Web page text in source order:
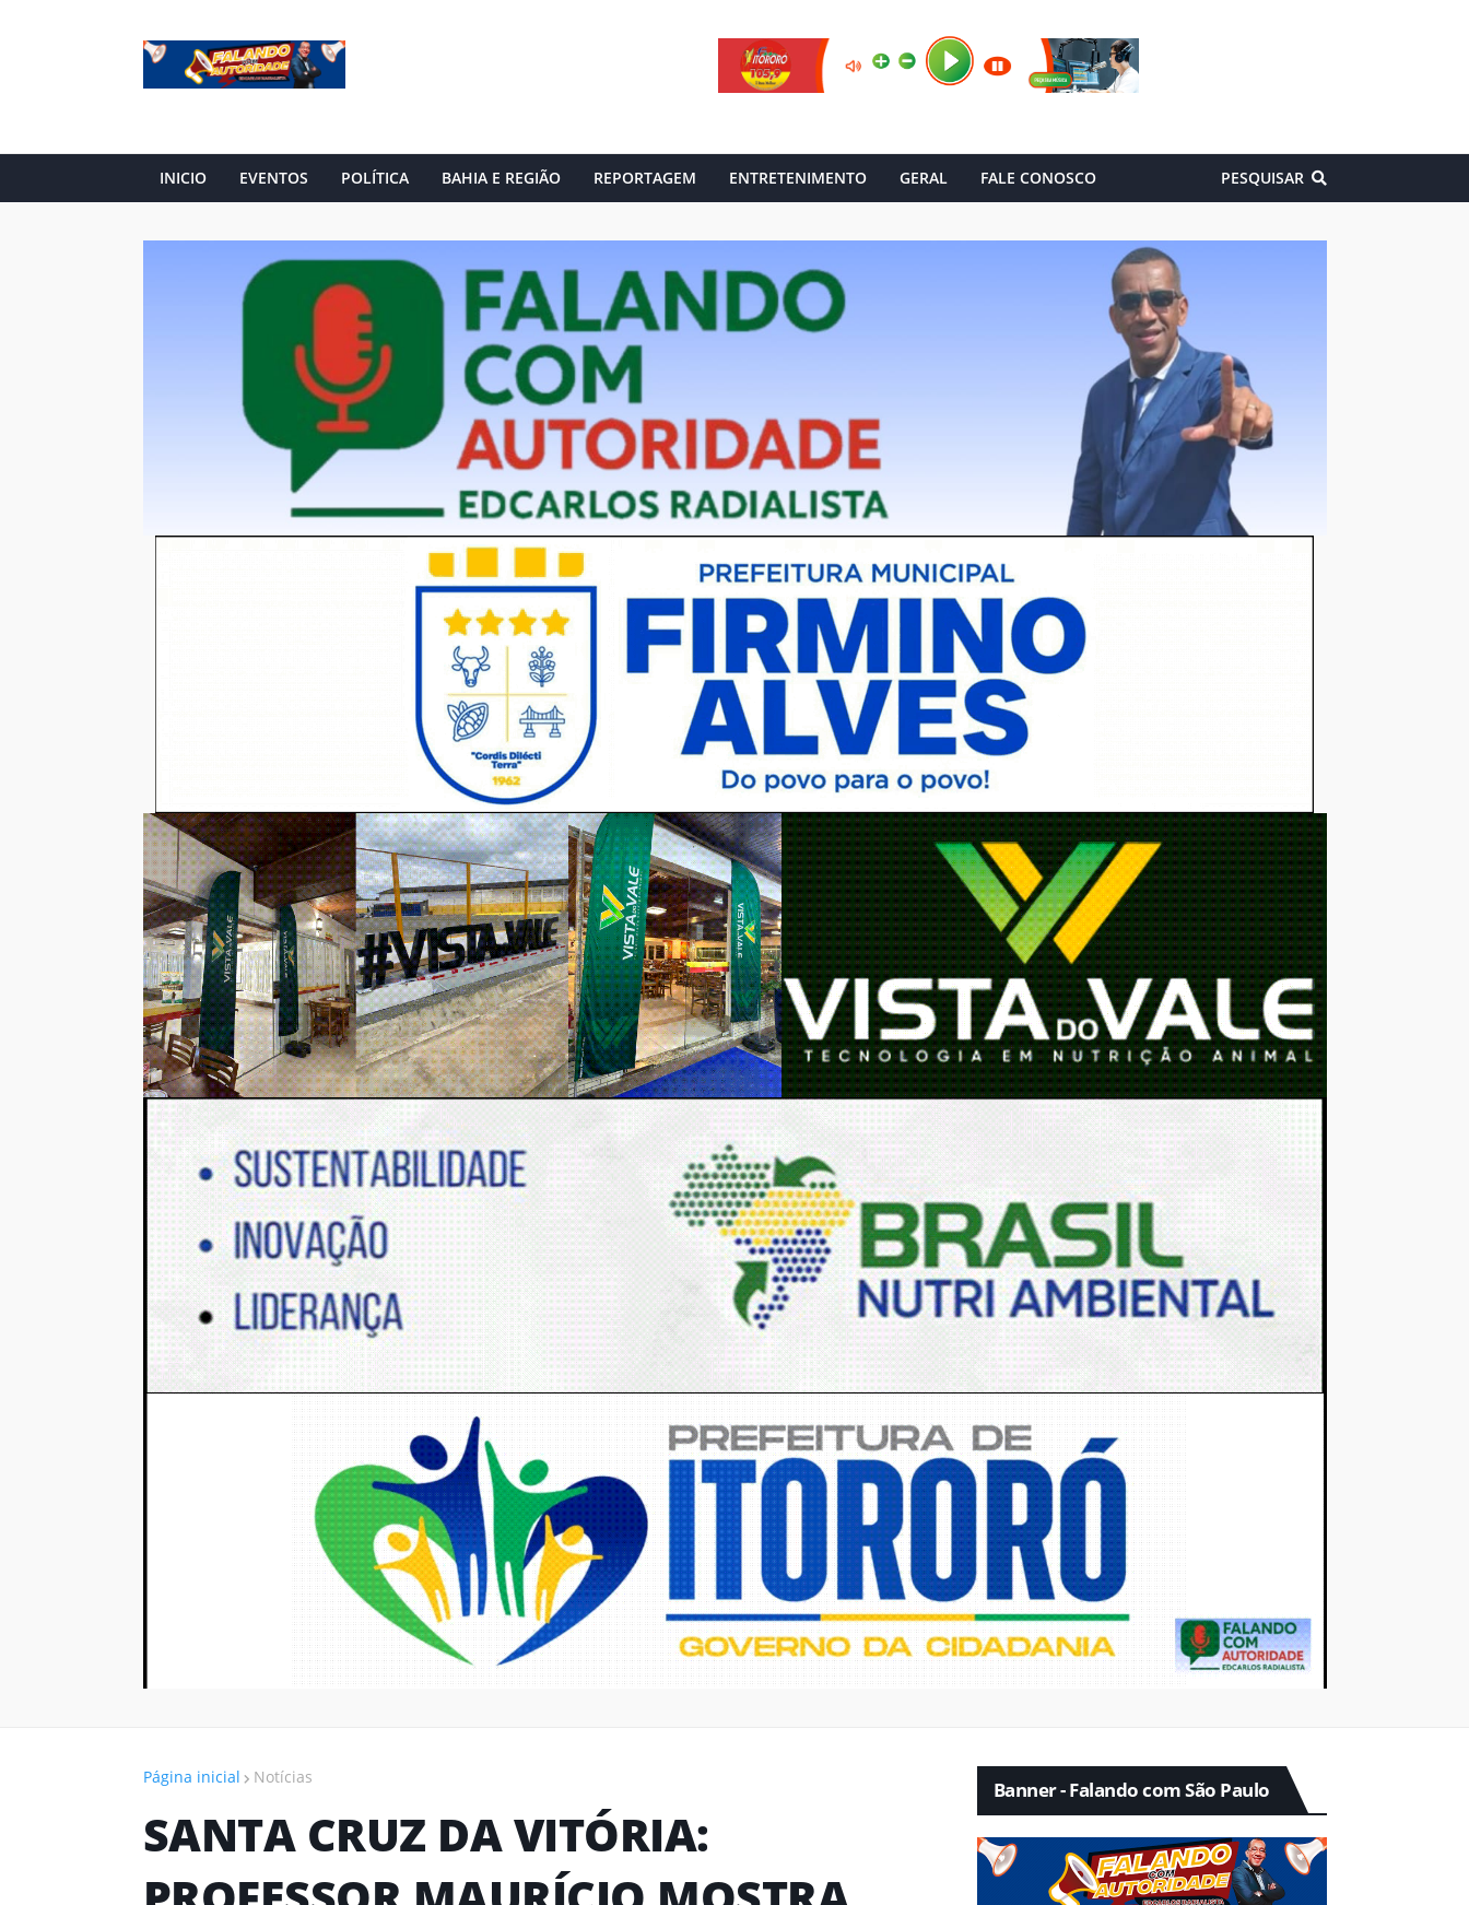
INICIO EVENTOS POLÍTICA BAHIA E REGIÃO REPORTAGEM ENTRETENIMENTO GERAL FALE CONOSCO PESQUISAR
Página inicial Notícias
SANTA CRUZ DA VITÓRIA:
Banner - Falando com São Paulo